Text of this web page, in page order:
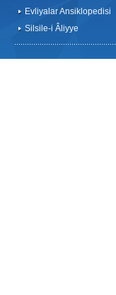
Evliyalar Ansiklopedisi
Silsile-i Âliyye